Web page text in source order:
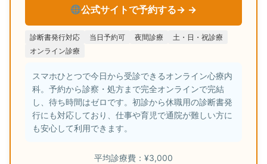
公式サイトで予約する→
診断書発行対応 当日予約可 夜間診療
土・日・祝診療
オンライン診療
スマホひとつで今日から受診できるオンライン心療内
科。予約から診察・処方まで完全オンラインで完結
し、待ち時間はゼロです。初診から休職用の診断書発
行にも対応しており、仕事や育児で通院が難しい方に
も安心して利用できます。
平均診療費：¥3,000